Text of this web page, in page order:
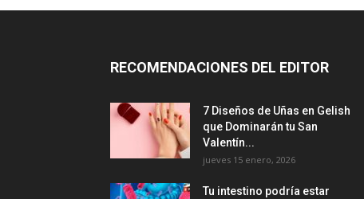
RECOMENDACIONES DEL EDITOR
7 Diseños de Uñas en Gelish
que Dominarán tu San
Valentín...
jueves 15 enero, 2026
Tu intestino podría estar